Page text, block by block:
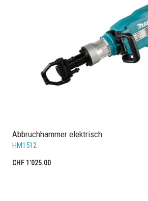
Abbruchhammer elektrisch
HM1512
CHF 1’025.00